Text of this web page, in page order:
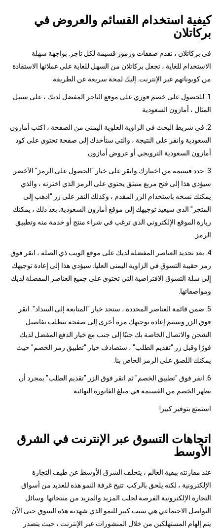
كيفية استخدام القسائم والعروض في
بركاتلان
في بركاتلان ، نقدم صفقات ورموز قسيمة لكل تاجر. بواجهة سهلة
الاستخدام للغاية ، تجعل بركاتلان من السهل للغاية على عملائها الاستفادة
من كوبوناتهم عبر الإنترنت. إليك لمحة سريعة عن الطريقة:
1. للحصول على خصم فوري على موقع التاجر المفضل لديك ، على سبيل
المثال ، أمازون السعودية
2. في شريط البحث في الزاوية العلوية اليمنى من الصفحة ، اكتب أمازون
السعودية وانقر على النتيجة ، والتي ستأخذك إلى صفحة تحتوي على كود
أمازون السعودية الترويجي أو عروض أمازون.
3. حدد قسيمة من اختيارك وانقر على خيار "الحصول على الرمز" الأخضر.
سيؤدي هذا إلى فتح مربع منبثق يحتوي على الرمز الذي اخترته ، والذي
يمكنك نسخه باستخدام الزر المقدم ، وكذلك النقر على زر "اذهب إلى
المتجر" الذي سيعيد توجيهك إلى موقع أمازون السعودية. بعد ذلك ، يمكنك
زيارة الموقع الإلكتروني الذي ترغب في شراء منتج أو خدمة منه وتطبيق
الرمز.
4. بعد تحديد العناصر المفضلة لديك على موقع الويب ذي الصلة ، انقر فوق
رمز حقيبة التسوق في الزاوية اليمنى العليا. سيؤدي هذا إلى إعادة توجيهك
إلى سلة التسوق الافتراضية التي تحتوي على جميع العناصر المفضلة لديك
ومواصفاتها.
5. ضمن قائمة العناصر المحددة ، ستجد خيار "المتابعة إلى السداد". انقر
فوق الزر وستتم إعادة توجيهك مرة أخرى إلى صفحة تتطلب تفاصيل
الشحن والاتصال الخاصة بك جنبًا إلى جنب مع خيار الدفع المفضل لديك.
فورًا وقبل زر "تقديم الطلب" ، ستصادف خيار "تطبيق رمز الخصم" حيث
يمكنك اللصق على الرمز الخاص بنا.
6. انقر فوق "تطبيق الخصم" ثم انقر فوق الزر "تقديم الطلب" بمجرد أن
يظهر الخصم من القسيمة في مبلغ الفاتورة النهائية.
استمتع بتوفير كبير!
اتجاهات التسوق عبر الإنترنت في الشرق
الأوسط
عند مقارنته ببقية العالم ، يتخلف الشرق الأوسط عن طيف التجارة
الإلكترونية ، لكنه يلحق بالركب. تتيح غرفة النمو هذه للعديد من أسواق
التجارة الإلكترونية الفرصة لجلب المزيد والمزيد من منتجاتها. وسائل
التواصل الاجتماعي هي سبب كبير للنمو الذي شهدته هذه السوق حتى الآن.
يتم إلهام المستهلكين من خلال المنشورات عبر الإنترنت ، حيث يتصدر